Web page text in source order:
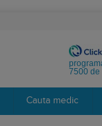
7500 de
Cauta medic